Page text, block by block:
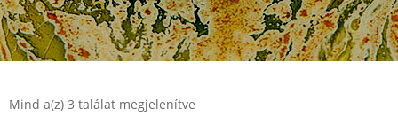
Mind a(z) 3 találat megjelenítve